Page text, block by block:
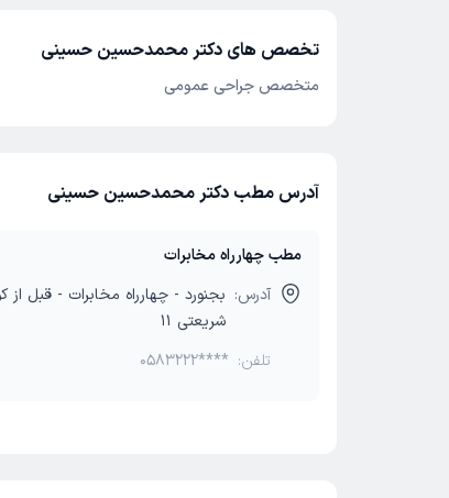
تخصص های دکتر محمدحسین حسینی
متخصص جراحی عمومی
آدرس مطب دکتر محمدحسین حسینی
مطب چهارراه مخابرات
آدرس: بجنورد - چهارراه مخابرات - قبل
شریعتی 11
تلفن: 0583222****